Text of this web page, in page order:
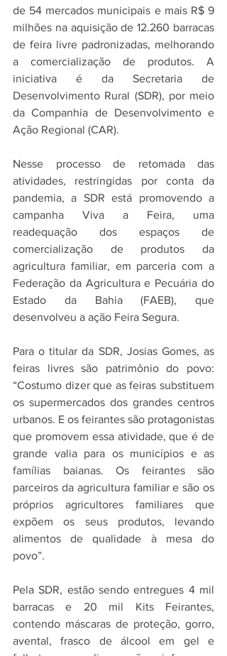
de 54 mercados municipais e mais R$ 9
milhões na aquisição de 12.260 barracas
de feira livre padronizadas, melhorando
a comercialização de produtos. A
iniciativa é da Secretaria de
Desenvolvimento Rural (SDR), por meio
da Companhia de Desenvolvimento e
Ação Regional (CAR).
Nesse processo de retomada das
atividades, restringidas por conta da
pandemia, a SDR está promovendo a
campanha Viva a Feira, uma
readequação dos espaços de
comercialização de produtos da
agricultura familiar, em parceria com a
Federação da Agricultura e Pecuária do
Estado da Bahia (FAEB), que
desenvolveu a ação Feira Segura.
Para o titular da SDR, Josias Gomes, as
feiras livres são patrimônio do povo:
“Costumo dizer que as feiras substituem
os supermercados dos grandes centros
urbanos. E os feirantes são protagonistas
que promovem essa atividade, que é de
grande valia para os municípios e as
famílias baianas. Os feirantes são
parceiros da agricultura familiar e são os
próprios agricultores familiares que
expõem os seus produtos, levando
alimentos de qualidade à mesa do
povo”.
Pela SDR, estão sendo entregues 4 mil
barracas e 20 mil Kits Feirantes,
contendo máscaras de proteção, gorro,
avental, frasco de álcool em gel e